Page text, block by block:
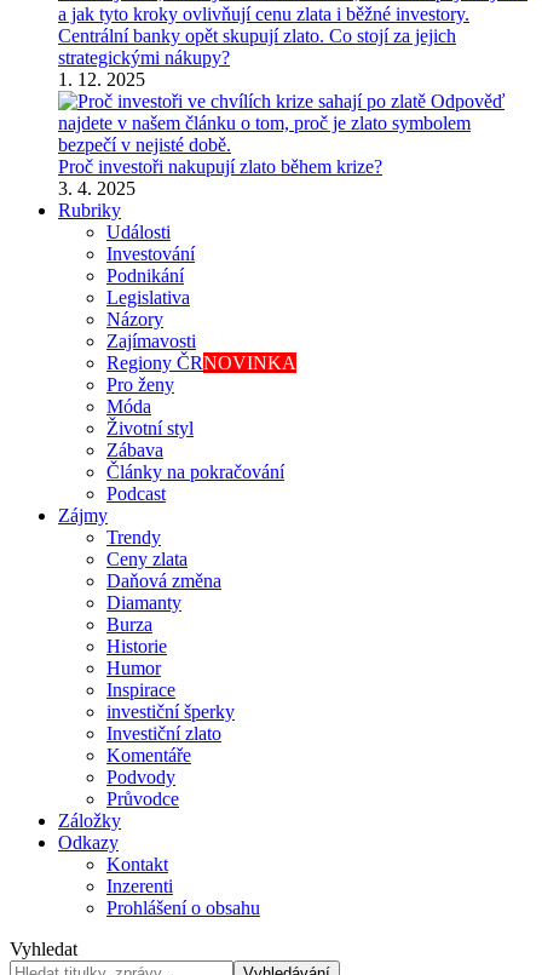
Centrální banky opět skupují zlato. Co stojí za jejich
strategickými nákupy?
1. 12. 2025
Proč investoři nakupují zlato během krize?
3. 4. 2025
Rubriky
Události
Investování
Podnikání
Legislativa
Názory
Zajímavosti
Regiony ČRNOVINKA
Pro ženy
Móda
Životní styl
Zábava
Články na pokračování
Podcast
Zájmy
Trendy
Ceny zlata
Daňová změna
Diamanty
Burza
Historie
Humor
Inspirace
investiční šperky
Investiční zlato
Komentáře
Podvody
Průvodce
Záložky
Odkazy
Kontakt
Inzerenti
Prohlášení o obsahu
Vyhledat